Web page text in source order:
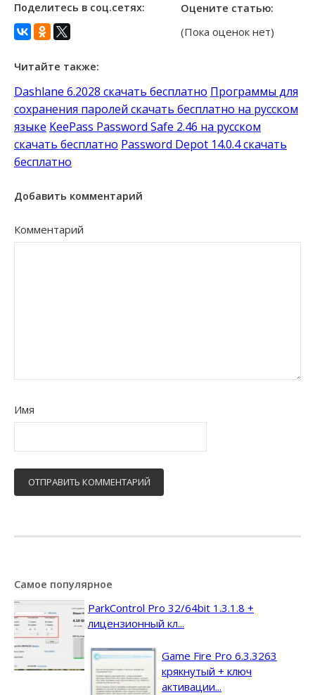
Поделитесь в соц.сетях: Оцените статью:
(Пока оценок нет)
Читайте также:
Dashlane 6.2028 скачать бесплатно Программы для
сохранения паролей скачать бесплатно на русском
языке KeePass Password Safe 2.46 на русском
скачать бесплатно Password Depot 14.0.4 скачать
бесплатно
Добавить комментарий
Комментарий
Имя
Самое популярное
ParkControl Pro 32/64bit 1.3.1.8 +
лицензионный кл...
Game Fire Pro 6.3.3263
крякнутый + ключ
активации...